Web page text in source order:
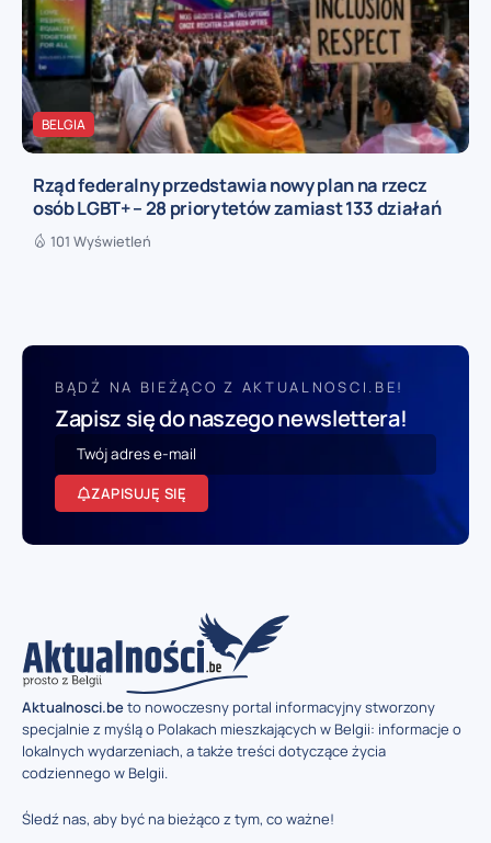
BELGIA
Rząd federalny przedstawia nowy plan na rzecz
osób LGBT+ – 28 priorytetów zamiast 133 działań
101 Wyświetleń
BĄDŹ NA BIEŻĄCO Z AKTUALNOSCI.BE!
Zapisz się do naszego newslettera!
ZAPISUJĘ SIĘ
Aktualnosci.beto nowoczesny portal informacyjny stworzony
specjalnie z myślą o Polakach mieszkających w Belgii: informacje o
lokalnych wydarzeniach, a także treści dotyczące życia
codziennego w Belgii.
Śledź nas, aby być na bieżąco z tym, co ważne!